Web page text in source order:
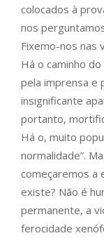
colocados à
nos
Fixemo-nos nas
Há o caminho
pela imprensa e
insignificante
portanto,
Há o, muito
normalidade”.
começaremos a
existe? Não é
permanente, a
ferocidade